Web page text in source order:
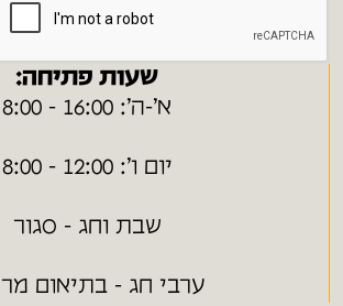
שעות פתיחה:
א׳-ה׳: 16:00 - 8:00
יום ו׳: 12:00 - 8:00
שבת וחג - סגור
ערבי חג - בתיאום